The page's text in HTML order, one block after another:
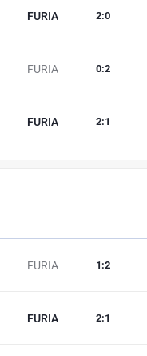
FURIA 2:0
FURIA 0:2
FURIA 2:1
FURIA 1 :2
FURIA 2:1